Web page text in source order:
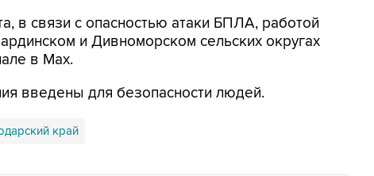
в связи с опасностью атаки БПЛА, работой
и Дивноморском сельских округах
в Max.
введены для безопасности людей.
край